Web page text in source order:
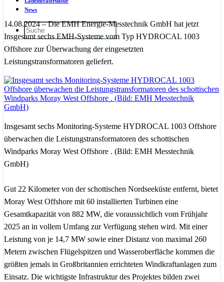
News
14.08.2024 – Die EMH Energie-Messtechnik GmbH hat jetzt
Insgesamt sechs EMH-Systeme vom Typ HYDROCAL 1003
Offshore zur Überwachung der eingesetzten
Leistungstransformatoren geliefert.
Insgesamt sechs Monitoring-Systeme HYDROCAL 1003 Offshore
überwachen die Leistungstransformatoren des schottischen
Windparks Moray West Offshore . (Bild: EMH Messtechnik
GmbH)
Gut 22 Kilometer von der schottischen Nordseeküste entfernt, bietet
Moray West Offshore mit 60 installierten Turbinen eine
Gesamtkapazität von 882 MW, die voraussichtlich vom Frühjahr
2025 an in vollem Umfang zur Verfügung stehen wird. Mit einer
Leistung von je 14,7 MW sowie einer Distanz von maximal 260
Metern zwischen Flügelspitzen und Wasseroberfläche kommen die
größten jemals in Großbritannien errichteten Windkraftanlagen zum
Einsatz. Die wichtigste Infrastruktur des Projektes bilden zwei